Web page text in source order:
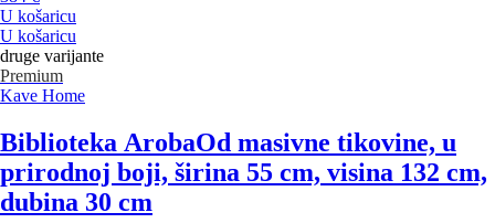
U košaricu
U košaricu
druge varijante
Premium
Kave Home
Biblioteka ArobaOd masivne tikovine, u
prirodnoj boji, širina 55 cm, visina 132 cm,
dubina 30 cm